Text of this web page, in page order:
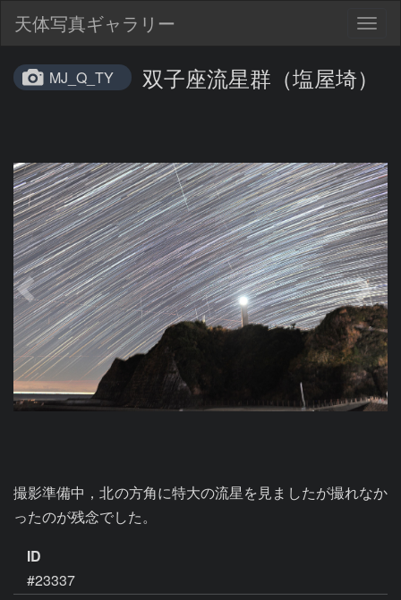
天体写真ギャラリー
MJ_Q_TY 双子座流星群（塩屋埼）
撮影準備中，北の方角に特大の流星を見ましたが撮れなか
ったのが残念でした。
ID
#23337